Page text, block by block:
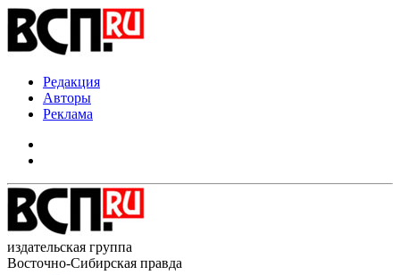
Редакция
Авторы
Реклама
издательская группа
Восточно-Сибирская правда